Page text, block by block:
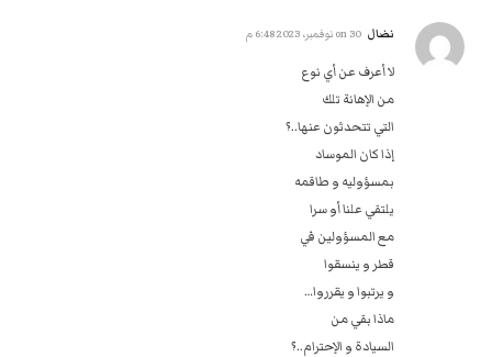
نضال 30 نوفمبر، 2023 6:48 م
لا أعرف‎ ‎عن أي نوع
من الإهانة تلك
التي تتحدثون عنها..؟
إذا كان الموساد
بمسؤوليه و طاقمه
يلتقي علنا أو سرا
مع المسؤولين في ‏
قطر و ينسقوا ‏
و يرتبوا و يقرروا…‏
ماذا بقي من ‏
السيادة و الإحترام..؟ ‏